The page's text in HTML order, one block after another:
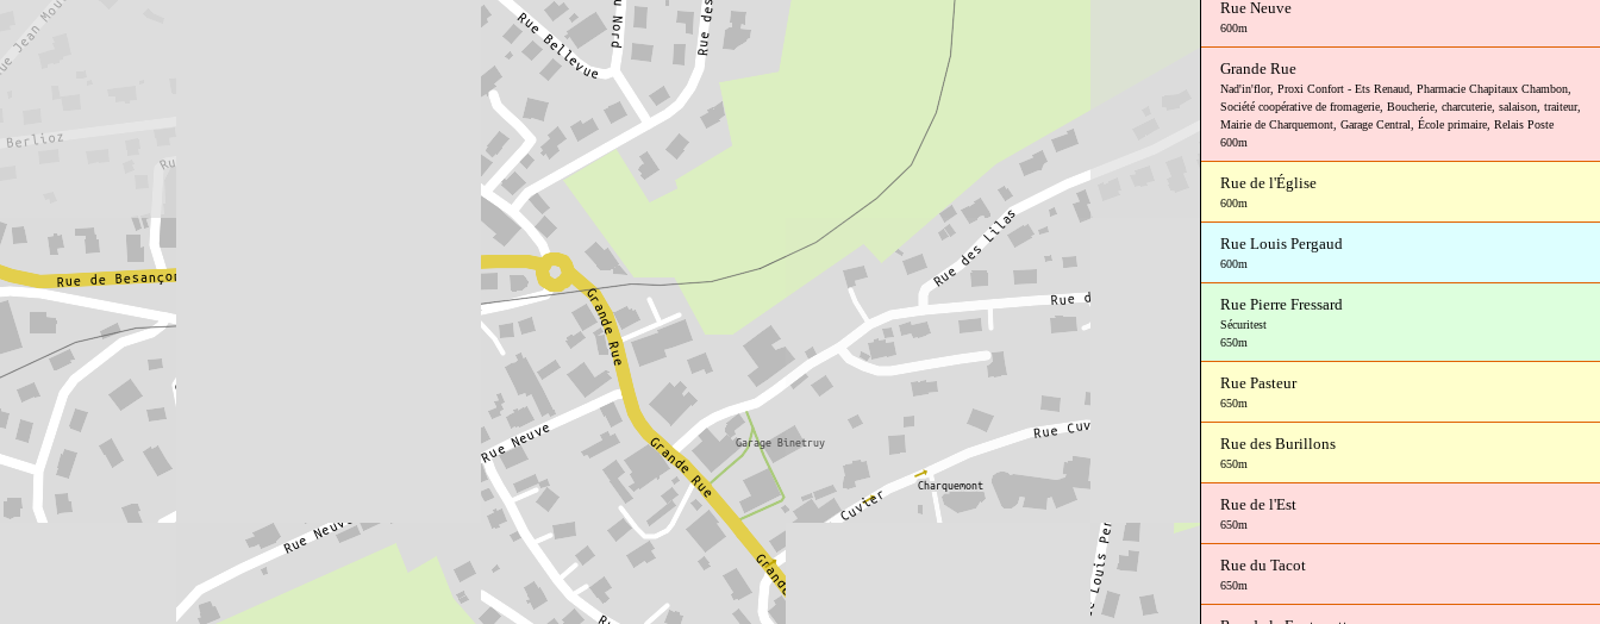
Rue Neuve
600m
Grande Rue
Nad'in'flor, Proxi Confort - Ets Renaud, Pharmacie Chapitaux Chambon,
Société coopérative de fromagerie, Boucherie, charcuterie, salaison, traiteur,
Mairie de Charquemont, Garage Central École primaire, Relais Poste
600m
Rue de l'Église
600m
Rue Louis Pergaud
600m
Rue Pierre Fressard
Sécuritest
650m
Rue Pasteur
650m
Rue des Burillons
650m
Rue de l'Est
650m
Rue du Tacot
650m